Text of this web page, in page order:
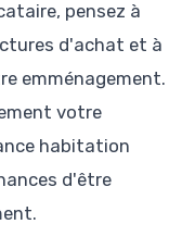
pensez à
d'achat et à
emménagement.
votre
habitation
d'être